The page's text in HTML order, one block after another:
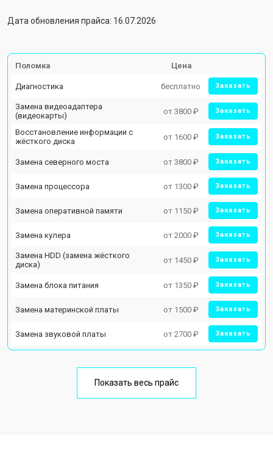
Дата обновления прайса: 16.07.2026
Поломка Цена
Диагностика бесплатно Заказать
Замена видеоадаптера
(видеокарты)
от 3800 ₽ Заказать
Восстановление информации с
жёсткого диска
от 1600 ₽ Заказать
Замена северного моста от 3800 ₽ Заказать
Замена процессора от 1300 ₽ Заказать
Замена оперативной памяти от 1150 ₽ Заказать
Замена кулера от 2000 ₽ Заказать
Замена HDD (замена жёсткого
диска)
от 1450 ₽ Заказать
Замена блока питания от 1350 ₽ Заказать
Замена материнской платы от 1500 ₽ Заказать
Замена звуковой платы от 2700 ₽ Заказать
Показать весь прайс